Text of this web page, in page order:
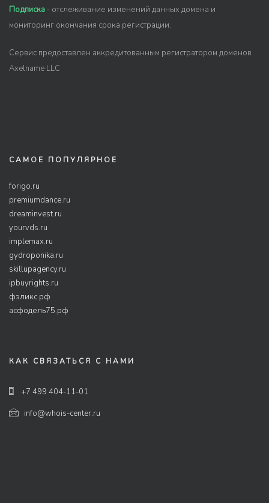
Подписка - отслеживание изменений данных домена и
мониторинг окончания срока регистрации.
Сервис предоставлен аккредитованным регистратором доменов
Axelname LLC
САМОЕ ПОПУЛЯРНОЕ
forigo.ru
premiumdance.ru
dreaminvest.ru
yourvds.ru
implemax.ru
gydroponika.ru
skillupagency.ru
ipbuyrights.ru
фэликс.рф
асфодель75.рф
КАК СВЯЗАТЬСЯ С НАМИ
+7 499 404-11-01
info@whois-center.ru